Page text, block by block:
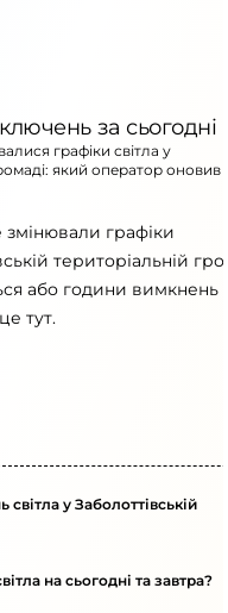
за сьогодні
графіки світла у
який оператор
графіки
територіальній
або години вимкнень
тут.
у Заболоттівській
на сьогодні та завтра?